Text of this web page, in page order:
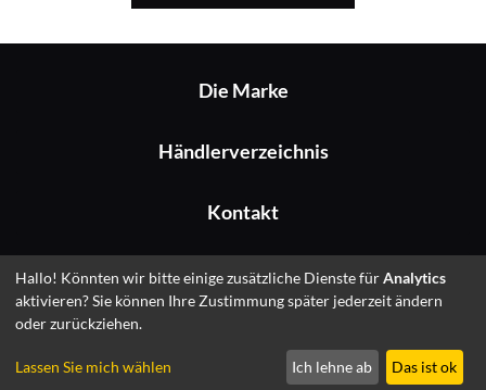
Die Marke
Händlerverzeichnis
Kontakt
Impressum
Hallo! Könnten wir bitte einige zusätzliche Dienste fürAnalytics
aktivieren? Sie können Ihre Zustimmung später jederzeit ändern
oder zurückziehen.
Lassen Sie mich wählen Ich lehne ab Das ist ok